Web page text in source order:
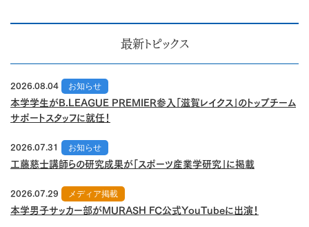
最新トピックス
2026.08.04
お知らせ
本学学生がB.LEAGUE PREMIER参入「滋賀レイクス」のトップチーム
サポートスタッフに就任！
2026.07.31
お知らせ
工藤慈士講師らの研究成果が「スポーツ産業学研究」に掲載
2026.07.29
メディア掲載
本学男子サッカー部がMURASH FC公式YouTubeに出演！